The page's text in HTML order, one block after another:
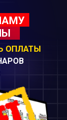
ОПЛАТЫ